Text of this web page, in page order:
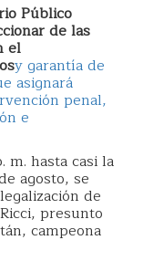
Público
de las
el
y garantía de
asignará
penal,
e
m. hasta casi la
agosto, se
de
presunto
campeona